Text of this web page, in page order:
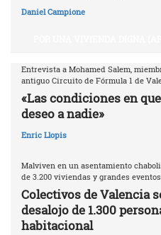
Daniel Campione
Entrevista a Mohamed Salem,
antiguo Circuito de Fórmula 1 de
«Las condiciones en
deseo a nadie»
Enric Llopis
Malviven en un asentamiento
de 3.200 viviendas y grandes
Colectivos de Valencia
desalojo de 1.300
habitacional